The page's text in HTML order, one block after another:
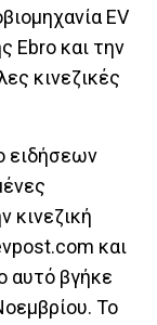
EV
Ebro και την
κινεζικές
ειδήσεων
κινεζική
και
αυτό βγήκε
Το